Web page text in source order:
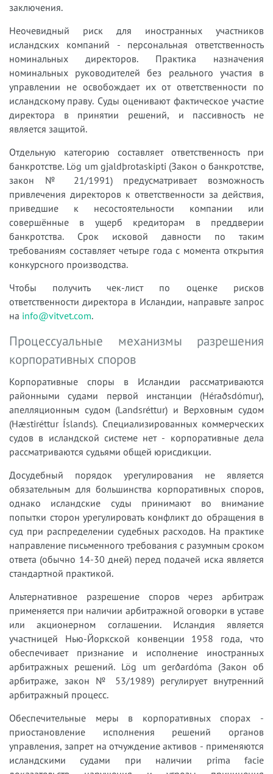
заключения.
Неочевидный риск для иностранных участников
исландских компаний - персональная ответственность
номинальных директоров. Практика назначения
номинальных руководителей без реального участия в
управлении не освобождает их от ответственности по
исландскому праву. Суды оценивают фактическое участие
директора в принятии решений, и пассивность не
является защитой.
Отдельную категорию составляет ответственность при
банкротстве. Lög um gjaldþrotaskipti (Закон о банкротстве,
закон № 21/1991) предусматривает возможность
привлечения директоров к ответственности за действия,
приведшие к несостоятельности компании или
совершённые в ущерб кредиторам в преддверии
банкротства. Срок исковой давности по таким
требованиям составляет четыре года с момента открытия
конкурсного производства.
Чтобы получить чек-лист по оценке рисков
ответственности директора в Исландии, направьте запрос
на info@vitvet.com.
Процессуальные механизмы разрешения
корпоративных споров
Корпоративные споры в Исландии рассматриваются
районными судами первой инстанции (Héraðsdómur),
апелляционным судом (Landsréttur) и Верховным судом
(Hæstiréttur Íslands). Специализированных коммерческих
судов в исландской системе нет - корпоративные дела
рассматриваются судьями общей юрисдикции.
Досудебный порядок урегулирования не является
обязательным для большинства корпоративных споров,
однако исландские суды принимают во внимание
попытки сторон урегулировать конфликт до обращения в
суд при распределении судебных расходов. На практике
направление письменного требования с разумным сроком
ответа (обычно 14-30 дней) перед подачей иска является
стандартной практикой.
Альтернативное разрешение споров через арбитраж
применяется при наличии арбитражной оговорки в уставе
или акционерном соглашении. Исландия является
участницей Нью-Йоркской конвенции 1958 года, что
обеспечивает признание и исполнение иностранных
арбитражных решений. Lög um gerðardóma (Закон об
арбитраже, закон № 53/1989) регулирует внутренний
арбитражный процесс.
Обеспечительные меры в корпоративных спорах -
приостановление исполнения решений органов
управления, запрет на отчуждение активов - применяются
исландскими судами при наличии prima facie